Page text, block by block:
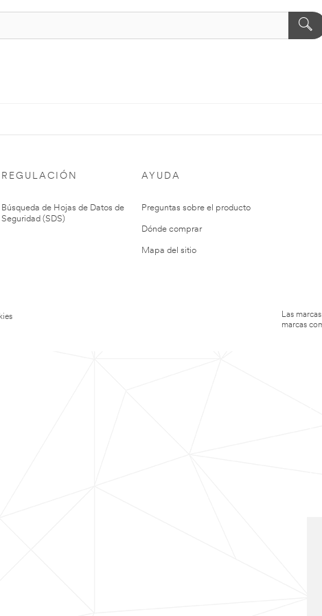
REGULACIÓN
Búsqueda de Hojas de Datos de
Seguridad (SDS)
AYUDA
Preguntas sobre el producto
Dónde comprar
Mapa del sitio
Las
marcas